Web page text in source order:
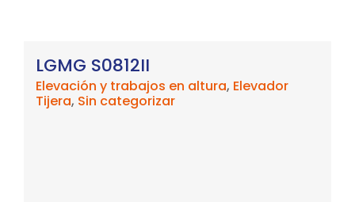
LGMG S0812II
Elevación y trabajos en altura, Elevador
Tijera, Sin categorizar